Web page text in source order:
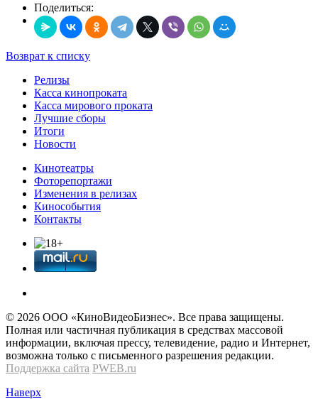
Поделиться:
Возврат к списку
Релизы
Касса кинопроката
Касса мирового проката
Лучшие сборы
Итоги
Новости
Кинотеатры
Фоторепортажи
Изменения в релизах
Кинособытия
Контакты
© 2026 OOО «КиноВидеоБизнес». Все права защищены.
Полная или частичная публикация в средствах массовой
информации, включая прессу, телевидение, радио и Интернет,
возможна только с письменного разрешения редакции.
Поддержка сайта PWEB.ru
Наверх